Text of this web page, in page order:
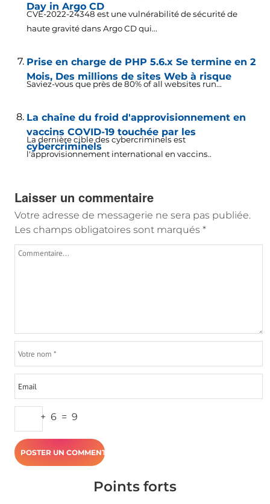
Day in Argo CD
CVE-2022-24348 est une vulnérabilité de sécurité de
haute gravité dans Argo CD qui...
Prise en charge de PHP 5.6.x Se termine en 2
Mois, Des millions de sites Web à risque
Saviez-vous que près de 80%of all websites run...
La chaîne du froid d'approvisionnement en
vaccins COVID-19 touchée par les
cybercriminels
La dernière cible des cybercriminels est
l'approvisionnement international en vaccins..
Laisser un commentaire
Votre adresse de messagerie ne sera pas publiée.
Les champs obligatoires sont marqués *
+ 6 = 9
Points forts